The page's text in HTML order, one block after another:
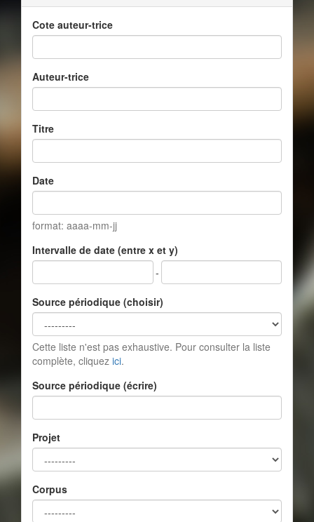
Cote auteur-trice
Auteur-trice
Titre
Date
format: aaaa-mm-jj
Intervalle de date (entre x et y)
-
Source périodique (choisir)
Cette liste n'est pas exhaustive. Pour consulter la liste
complète, cliquez ici.
Source périodique (écrire)
Projet
Corpus